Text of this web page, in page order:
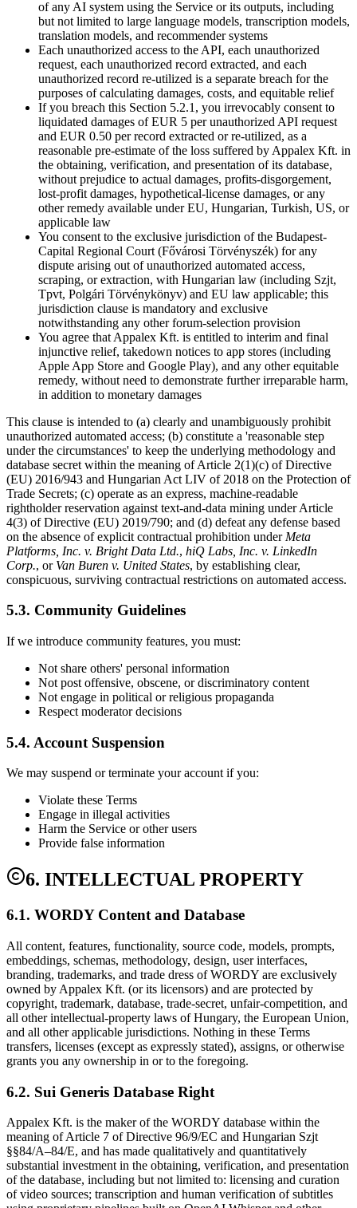
of any AI system using the Service or its outputs, including
but not limited to large language models, transcription models,
translation models, and recommender systems
Each unauthorized access to the API, each unauthorized
request, each unauthorized record extracted, and each
unauthorized record re-utilized is a separate breach for the
purposes of calculating damages, costs, and equitable relief
If you breach this Section 5.2.1, you irrevocably consent to
liquidated damages of EUR 5 per unauthorized API request
and EUR 0.50 per record extracted or re-utilized, as a
reasonable pre-estimate of the loss suffered by Appalex Kft. in
the obtaining, verification, and presentation of its database,
without prejudice to actual damages, profits-disgorgement,
lost-profit damages, hypothetical-license damages, or any
other remedy available under EU, Hungarian, Turkish, US, or
applicable law
You consent to the exclusive jurisdiction of the Budapest-
Capital Regional Court (Fővárosi Törvényszék) for any
dispute arising out of unauthorized automated access,
scraping, or extraction, with Hungarian law (including Szjt,
Tpvt, Polgári Törvénykönyv) and EU law applicable; this
jurisdiction clause is mandatory and exclusive
notwithstanding any other forum-selection provision
You agree that Appalex Kft. is entitled to interim and final
injunctive relief, takedown notices to app stores (including
Apple App Store and Google Play), and any other equitable
remedy, without need to demonstrate further irreparable harm,
in addition to monetary damages
This clause is intended to (a) clearly and unambiguously prohibit
unauthorized automated access; (b) constitute a 'reasonable step
under the circumstances' to keep the underlying methodology and
database secret within the meaning of Article 2(1)(c) of Directive
(EU) 2016/943 and Hungarian Act LIV of 2018 on the Protection of
Trade Secrets; (c) operate as an express, machine-readable
rightholder reservation against text-and-data mining under Article
4(3) of Directive (EU) 2019/790; and (d) defeat any defense based
on the absence of explicit contractual prohibition under Meta
Platforms, Inc. v. Bright Data Ltd., hiQ Labs, Inc. v. LinkedIn
Corp., or Van Buren v. United States, by establishing clear,
conspicuous, surviving contractual restrictions on automated access.
5.3. Community Guidelines
If we introduce community features, you must:
Not share others' personal information
Not post offensive, obscene, or discriminatory content
Not engage in political or religious propaganda
Respect moderator decisions
5.4. Account Suspension
We may suspend or terminate your account if you:
Violate these Terms
Engage in illegal activities
Harm the Service or other users
Provide false information
6. INTELLECTUAL PROPERTY
6.1. WORDY Content and Database
All content, features, functionality, source code, models, prompts,
embeddings, schemas, methodology, design, user interfaces,
branding, trademarks, and trade dress of WORDY are exclusively
owned by Appalex Kft. (or its licensors) and are protected by
copyright, trademark, database, trade-secret, unfair-competition, and
all other intellectual-property laws of Hungary, the European Union,
and all other applicable jurisdictions. Nothing in these Terms
transfers, licenses (except as expressly stated), assigns, or otherwise
grants you any ownership in or to the foregoing.
6.2. Sui Generis Database Right
Appalex Kft. is the maker of the WORDY database within the
meaning of Article 7 of Directive 96/9/EC and Hungarian Szjt
§§84/A–84/E, and has made qualitatively and quantitatively
substantial investment in the obtaining, verification, and presentation
of the database, including but not limited to: licensing and curation
of video sources; transcription and human verification of subtitles